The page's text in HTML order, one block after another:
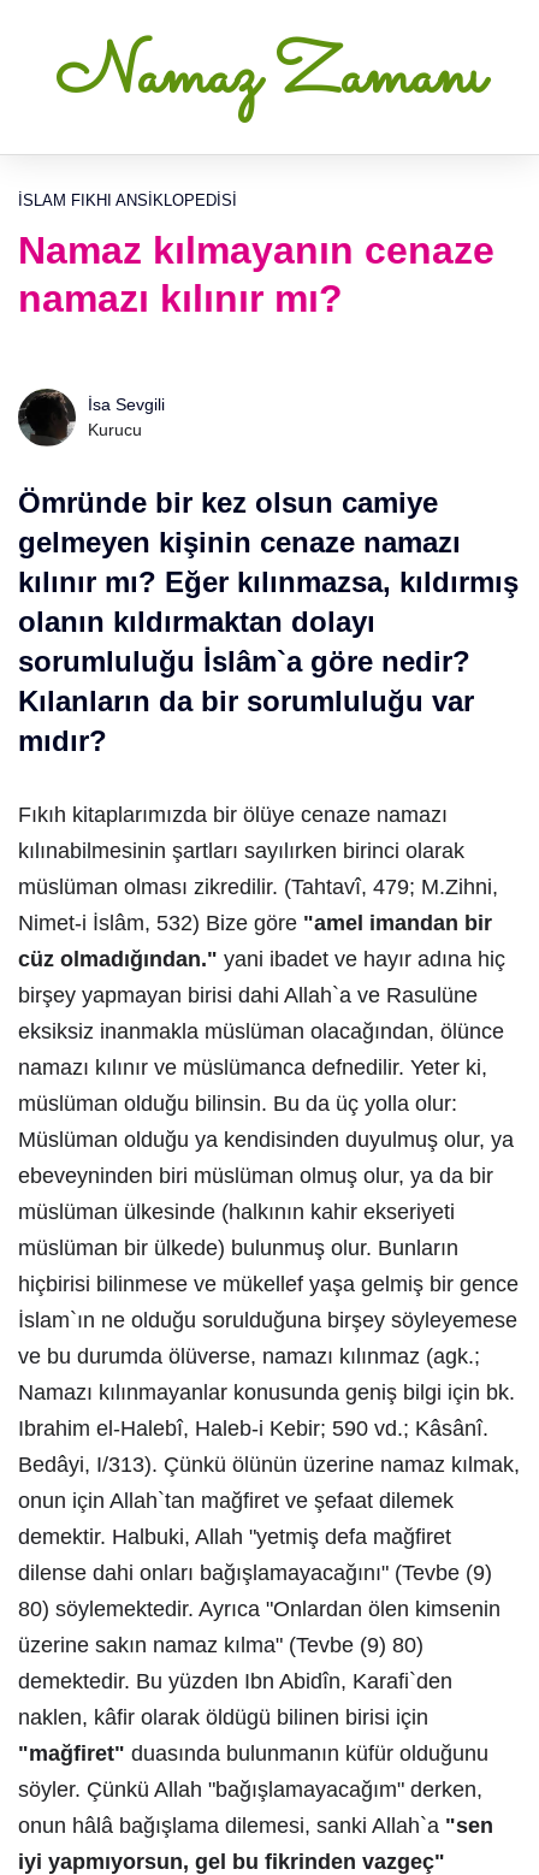
Namaz Zamanı
İSLAM FIKHI ANSIKLOPEDISI
Namaz kılmayanın cenaze
namazı kılınır mı?
İsa Sevgili
Kurucu
Ömründe bir kez olsun camiye
gelmeyen kişinin cenaze namazı
kılınır mı? Eğer kılınmazsa, kıldırmış
olanın kıldırmaktan dolayı
sorumluluğu İslâm`a göre nedir?
Kılanların da bir sorumluluğu var
mıdır?
Fıkıh kitaplarımızda bir ölüye cenaze namazı
kılınabilmesinin şartları sayılırken birinci olarak
müslüman olması zikredilir. (Tahtavî, 479; M.Zihni,
Nimet-i İslâm, 532) Bize göre "amel imandan bir
cüz olmadığından." yani ibadet ve hayır adına hiç
birşey yapmayan birisi dahi Allah`a ve Rasulüne
eksiksiz inanmakla müslüman olacağından, ölünce
namazı kılınır ve müslümanca defnedilir. Yeter ki,
müslüman olduğu bilinsin. Bu da üç yolla olur:
Müslüman olduğu ya kendisinden duyulmuş olur, ya
ebeveyninden biri müslüman olmuş olur, ya da bir
müslüman ülkesinde (halkının kahir ekseriyeti
müslüman bir ülkede) bulunmuş olur. Bunların
hiçbirisi bilinmese ve mükellef yaşa gelmiş bir gence
İslam`ın ne olduğu sorulduğuna birşey söyleyemese
ve bu durumda ölüverse, namazı kılınmaz (agk.;
Namazı kılınmayanlar konusunda geniş bilgi için bk.
Ibrahim el-Halebî, Haleb-i Kebir; 590 vd.; Kâsânî.
Bedâyi, I/313). Çünkü ölünün üzerine namaz kılmak,
onun için Allah`tan mağfiret ve şefaat dilemek
demektir. Halbuki, Allah "yetmiş defa mağfiret
dilense dahi onları bağışlamayacağını" (Tevbe (9)
80) söylemektedir. Ayrıca "Onlardan ölen kimsenin
üzerine sakın namaz kılma" (Tevbe (9) 80)
demektedir. Bu yüzden Ibn Abidîn, Karafi`den
naklen, kâfir olarak öldügü bilinen birisi için
"mağfiret" duasında bulunmanın küfür olduğunu
söyler. Çünkü Allah "bağışlamayacağım" derken,
onun hâlâ bağışlama dilemesi, sanki Allah`a "sen
iyi yapmıyorsun, gel bu fikrinden vazgeç"